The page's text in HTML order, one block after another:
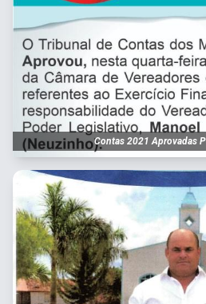
Contas 2021 Aprovadas